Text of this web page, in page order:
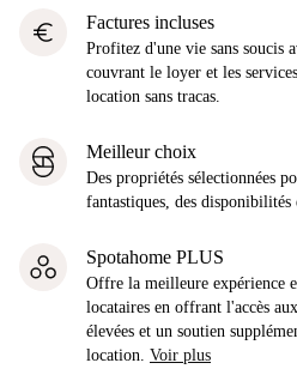
euro Factures incluses
Profitez d'une vie sans soucis
couvrant le loyer et les
location sans tracas.
Meilleur choix
Des propriétés sélectionnées
fantastiques, des
Spotahome PLUS
Offre la meilleure expérience
locataires en offrant l'accès
élevées et un soutien
location. Voir plus